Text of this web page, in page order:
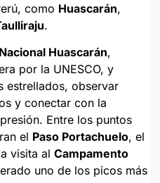
como Huascarán,
.
Huascarán,
por la UNESCO, y
estrellados, observar
y conectar con la
Entre los puntos
el Paso Portachuelo, el
visita al Campamento
uno de los picos más